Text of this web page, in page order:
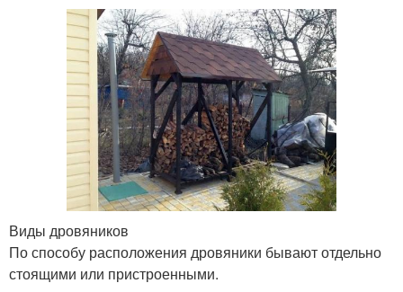
Виды дровяников
По способу расположения дровяники бывают отдельно
стоящими или пристроенными.